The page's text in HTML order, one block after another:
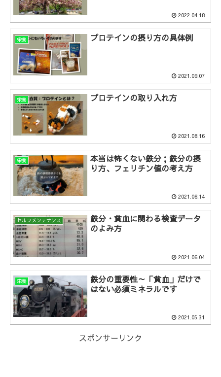
2022.04.18
栄養 プロテインの摂り方の具体例
2021.09.07
栄養 プロテインの取り入れ方
2021.08.16
栄養
本当は怖くない鉄分；鉄分の摂
り方、フェリチン値の考え方
2021.06.14
セルフメンテナンス
鉄分・貧血に関わる検査データ
のよみ方
2021.06.04
栄養
鉄分の重要性～「貧血」だけで
はない必須ミネラルです
2021.05.31
スポンサーリンク